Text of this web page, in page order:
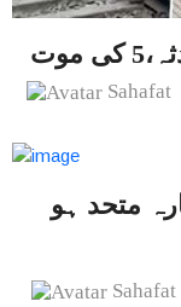
Sahafat
متحد ہو
Sahafat